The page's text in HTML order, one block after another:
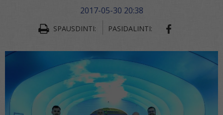
2017-05-30 20:38
SPAUSDINTI: PASIDALINTI: